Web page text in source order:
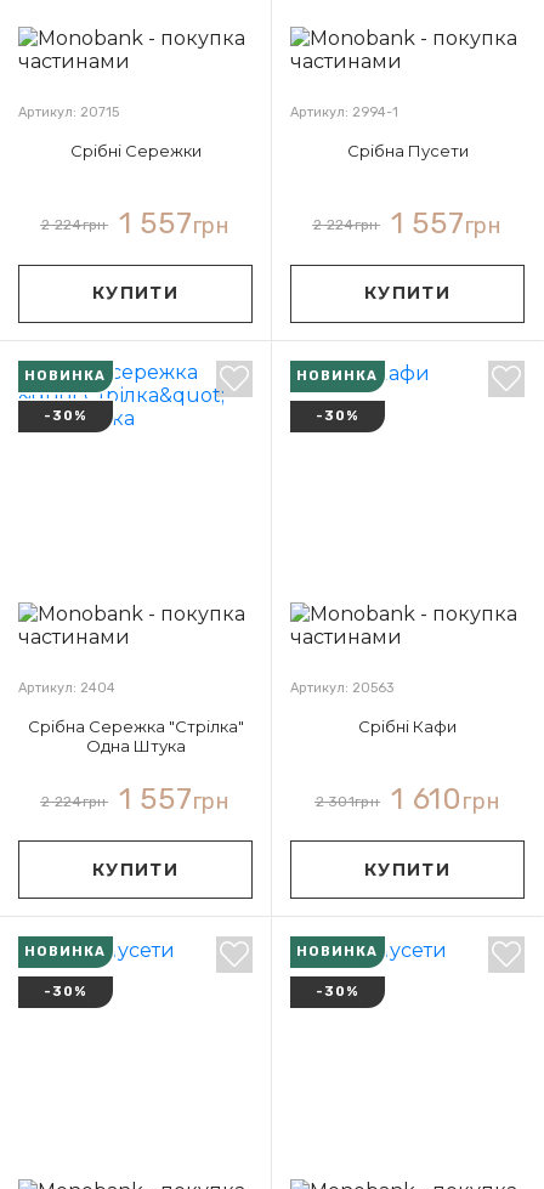
Артикул: 20715
Срібні Сережки
2 224грн 1 557грн
КУПИТИ
Артикул: 2994-1
Срібна Пусети
2 224грн 1 557грн
КУПИТИ
НОВИНКА
-30%
Артикул: 2404
Срібна Сережка "Стрілка"
Одна Штука
2 224грн 1 557грн
КУПИТИ
НОВИНКА
-30%
Артикул: 20563
Срібні Кафи
2 301грн 1 610грн
КУПИТИ
НОВИНКА
-30%
НОВИНКА
-30%